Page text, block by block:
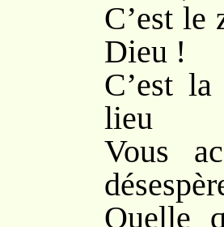
C’est le
Dieu !
C’est
lieu
Vous
Quelle